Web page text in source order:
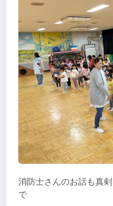
消防士さんのお話も真
で